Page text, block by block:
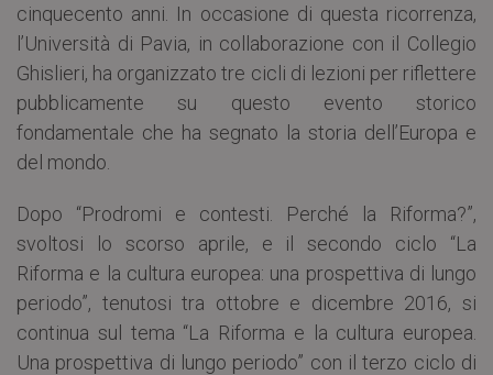
cinquecento anni. In occasione di questa ricorrenza,
l’Università di Pavia, in collaborazione con il Collegio
Ghislieri, ha organizzato tre cicli di lezioni per riflettere
pubblicamente su questo evento storico
fondamentale che ha segnato la storia dell’Europa e
del mondo.
Dopo “Prodromi e contesti. Perché la Riforma?”,
svoltosi lo scorso aprile, e il secondo ciclo “La
Riforma e la cultura europea: una prospettiva di lungo
periodo”, tenutosi tra ottobre e dicembre 2016, si
continua sul tema “La Riforma e la cultura europea.
Una prospettiva di lungo periodo” con il terzo ciclo di